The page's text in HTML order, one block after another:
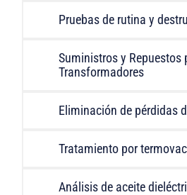
Pruebas de rutina y
Suministros y Repuestos
Transformadores
Eliminación de pérdidas
Tratamiento por
Análisis de aceite